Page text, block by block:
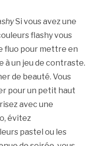
Si vous avez une
flashy vous
fluo pour mettre en
un jeu de contraste.
de beauté. Vous
pour un petit haut
avec une
évitez
pastel ou les